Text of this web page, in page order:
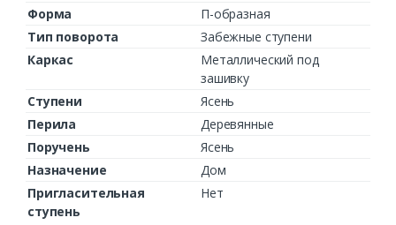
Форма
П-образная
Тип поворота
Забежные ступени
Каркас
Металлический под
зашивку
Ступени
Ясень
Перила
Деревянные
Поручень
Ясень
Назначение
Дом
Пригласительная
ступень
Нет